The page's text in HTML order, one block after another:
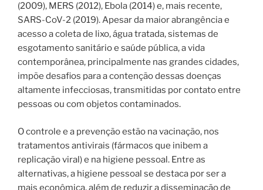
(2009), MERS (2012), Ebola (2014) e, mais recente,
SARS-CoV-2 (2019). Apesar da maior abrangência e
acesso a coleta de lixo, água tratada, sistemas de
esgotamento sanitário e saúde pública, a vida
contemporânea, principalmente nas grandes cidades,
impõe desafios para a contenção dessas doenças
altamente infecciosas, transmitidas por contato entre
pessoas ou com objetos contaminados.
O controle e a prevenção estão na vacinação, nos
tratamentos antivirais (fármacos que inibem a
replicação viral) e na higiene pessoal. Entre as
alternativas, a higiene pessoal se destaca por ser a
mais econômica, além de reduzir a disseminação de